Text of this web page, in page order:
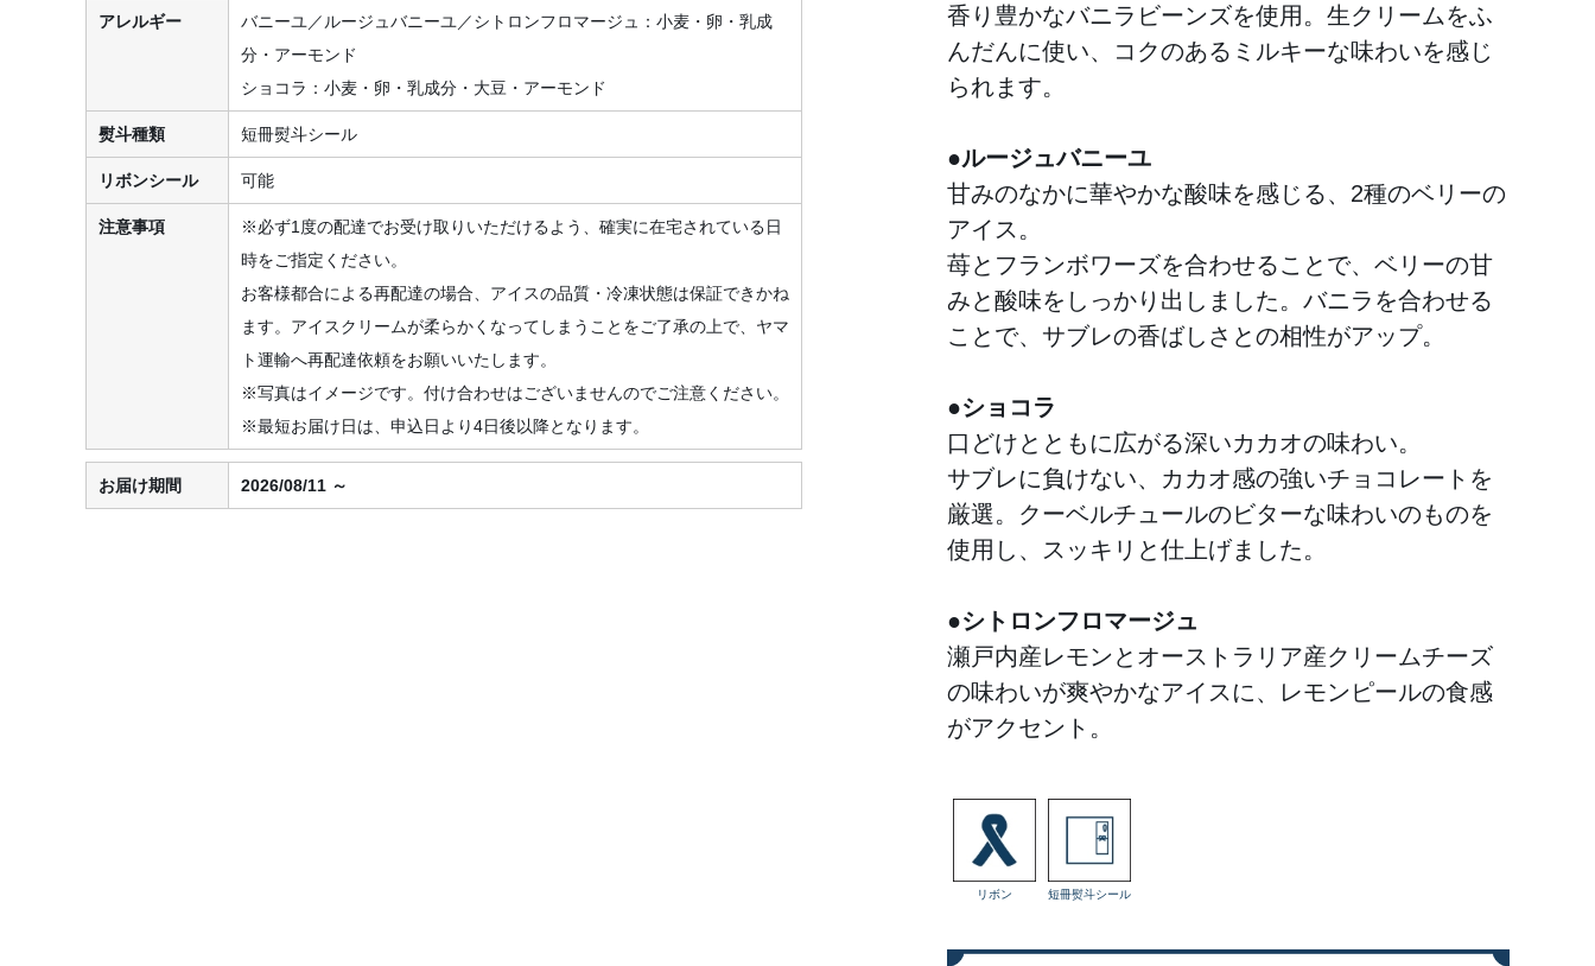
香り豊かなバニラビーンズを使用。生クリームをふ
んだんに使い、コクのあるミルキーな味わいを感じ
られます。
●ルージュバニーユ
甘みのなかに華やかな酸味を感じる、2種のベリーの
アイス。
苺とフランボワーズを合わせることで、ベリーの甘
みと酸味をしっかり出しました。バニラを合わせる
ことで、サブレの香ばしさとの相性がアップ。
●ショコラ
口どけとともに広がる深いカカオの味わい。
サブレに負けない、カカオ感の強いチョコレートを
厳選。クーベルチュールのビターな味わいのものを
使用し、スッキリと仕上げました。
●シトロンフロマージュ
瀬戸内産レモンとオーストラリア産クリームチーズ
の味わいが爽やかなアイスに、レモンピールの食感
がアクセント。
リボン 短冊熨斗シール
アレルギー
バニーユ／ルージュバニーユ／シトロンフロマージュ：小麦・卵・乳成
分・アーモンド
ショコラ：小麦・卵・乳成分・大豆・アーモンド
熨斗種類 短冊熨斗シール
リボンシール 可能
注意事項
※必ず1度の配達でお受け取りいただけるよう、確実に在宅されている日
時をご指定ください。
お客様都合による再配達の場合、アイスの品質・冷凍状態は保証できかね
ます。アイスクリームが柔らかくなってしまうことをご了承の上で、ヤマ
ト運輸へ再配達依頼をお願いいたします。
※写真はイメージです。付け合わせはございませんのでご注意ください。
※最短お届け日は、申込日より4日後以降となります。
お届け期間 2026/08/11 ～